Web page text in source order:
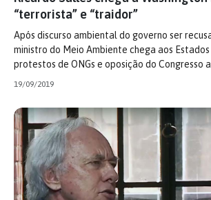
“terrorista” e “traidor”
Após discurso ambiental do governo ser
ministro do Meio Ambiente chega aos Estados
protestos de ONGs e oposição do Congresso
19/09/2019